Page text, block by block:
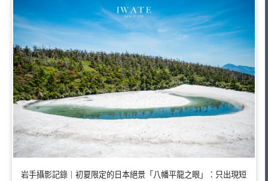
岩手攝影記錄｜初夏限定的日本絕景「八幡平龍之眼」：只出現短